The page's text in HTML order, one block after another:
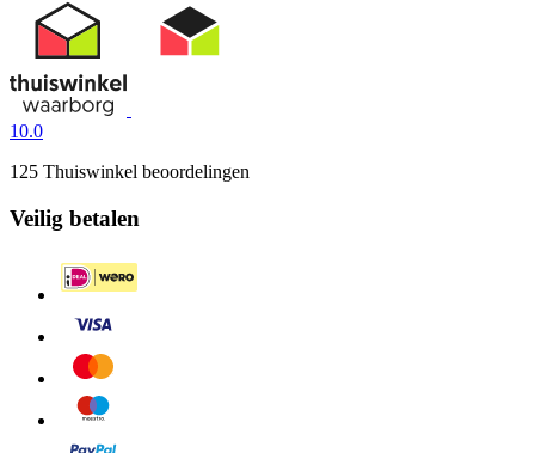
10.0
125 Thuiswinkel beoordelingen
Veilig betalen